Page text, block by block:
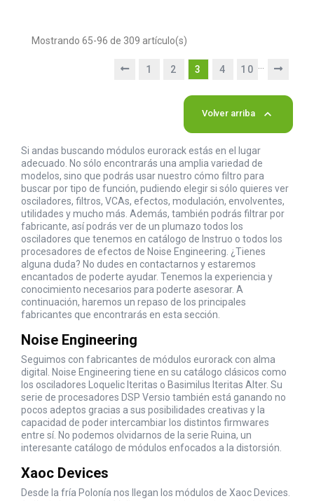
Mostrando 65-96 de 309 artículo(s)
1 2 3 4 10
Volver arriba 
Si andas buscando módulos eurorack estás en el lugar
adecuado. No sólo encontrarás una amplia variedad de
modelos, sino que podrás usar nuestro cómo filtro para
buscar por tipo de función, pudiendo elegir si sólo quieres ver
osciladores, filtros, VCAs, efectos, modulación, envolventes,
utilidades y mucho más. Además, también podrás filtrar por
fabricante, así podrás ver de un plumazo todos los
osciladores que tenemos en catálogo de Instruo o todos los
procesadores de efectos de Noise Engineering. ¿Tienes
alguna duda? No dudes en contactarnos y estaremos
encantados de poderte ayudar. Tenemos la experiencia y
conocimiento necesarios para poderte asesorar. A
continuación, haremos un repaso de los principales
fabricantes que encontrarás en esta sección.
Noise Engineering
Seguimos con fabricantes de módulos eurorack con alma
digital. Noise Engineering tiene en su catálogo clásicos como
los osciladores Loquelic Iteritas o Basimilus Iteritas Alter. Su
serie de procesadores DSP Versio también está ganando no
pocos adeptos gracias a sus posibilidades creativas y la
capacidad de poder intercambiar los distintos firmwares
entre sí. No podemos olvidarnos de la serie Ruina, un
interesante catálogo de módulos enfocados a la distorsión.
Xaoc Devices
Desde la fría Polonía nos llegan los módulos de Xaoc Devices.